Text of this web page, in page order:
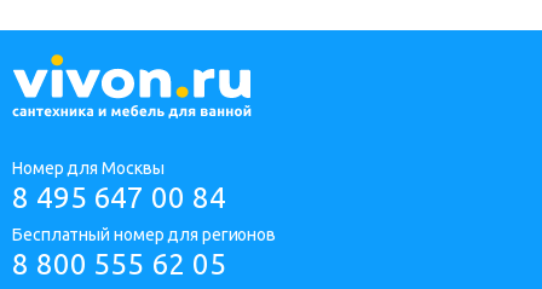
Номер для Москвы
8 495 647 00 84
Бесплатный номер для регионов
8 800 555 62 05